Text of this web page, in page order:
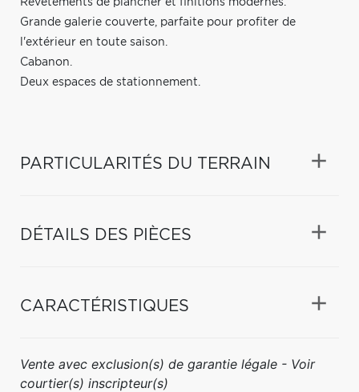
Revêtements de plancher et finitions modernes.
Grande galerie couverte, parfaite pour profiter de
l'extérieur en toute saison.
Cabanon.
Deux espaces de stationnement.
PARTICULARITÉS DU TERRAIN
DÉTAILS DES PIÈCES
CARACTÉRISTIQUES
Vente avec exclusion(s) de garantie légale - Voir
courtier(s) inscripteur(s)